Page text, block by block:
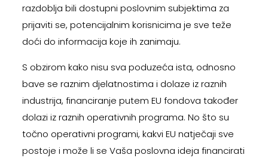
razdoblja bili dostupni poslovnim subjektima za
prijaviti se, potencijalnim korisnicima je sve teže
doći do informacija koje ih zanimaju.
S obzirom kako nisu sva poduzeća ista, odnosno
bave se raznim djelatnostima i dolaze iz raznih
industrija, financiranje putem EU fondova također
dolazi iz raznih operativnih programa. No što su
točno operativni programi, kakvi EU natječaji sve
postoje i može li se Vaša poslovna ideja financirati